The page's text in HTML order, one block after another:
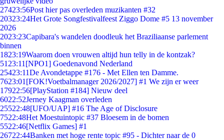
27423:56Post hier pas overleden muzikanten #32
20323:24Het Grote Songfestivalfeest Ziggo Dome #5 13 november
2026
2023:23Capibara's wandelen doodleuk het Braziliaanse parlement
binnen
1823:19Waarom doen vrouwen altijd hun telly in de kontzak?
51 23:11 [NPO1] Goedenavond Nederland
25423:11De Avondetappe #176 - Met Ellen ten Damme.
7623:01 [FOK!Voetbalmanager 2026/2027] #1 We zijn er weer
17922:56[PlayStation #184] Nieuw deel
6022:52Jerney Kaagman overleden
25522:48[UFO/UAP] #16 The Age of Disclosure
7522:48Het Moestuintopic #37 Bloesem in de bomen
5522:46[Netflix Games] #1
26722:44Banken met hoge rente topic #95 - Dichter naar de 0